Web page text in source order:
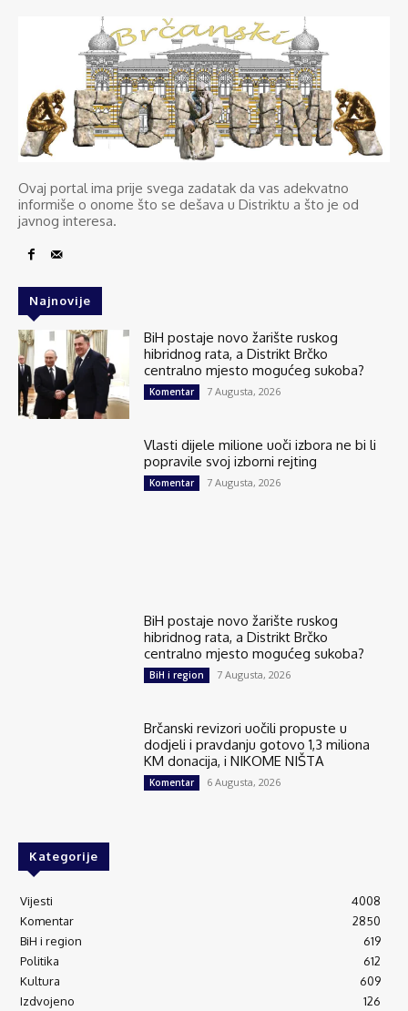
Ovaj portal ima prije svega zadatak da vas adekvatno
informiše o onome što se dešava u Distriktu a što je od
javnog interesa.
Najnovije
BiH postaje novo žarište ruskog
hibridnog rata, a Distrikt Brčko
centralno mjesto mogućeg sukoba?
Komentar 7 Augusta, 2026
Vlasti dijele milione uoči izbora ne bi li
popravile svoj izborni rejting
Komentar 7 Augusta, 2026
BiH postaje novo žarište ruskog
hibridnog rata, a Distrikt Brčko
centralno mjesto mogućeg sukoba?
BiH i region 7 Augusta, 2026
Brčanski revizori uočili propuste u
dodjeli i pravdanju gotovo 1,3 miliona
KM donacija, i NIKOME NIŠTA
Komentar 6 Augusta, 2026
Kategorije
Vijesti
4008
Komentar
2850
BiH i region
619
Politika
612
Kultura
609
Izdvojeno
126